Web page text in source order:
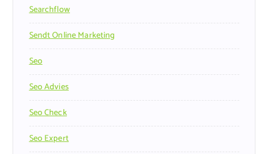
Searchflow
Sendt Online Marketing
Seo
Seo Advies
Seo Check
Seo Expert